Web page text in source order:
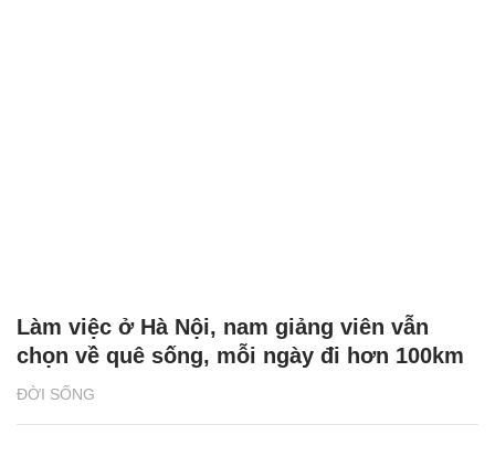
ĐỜI SỐNG
Làm việc ở Hà Nội, nam giảng viên vẫn
chọn về quê sống, mỗi ngày đi hơn 100km